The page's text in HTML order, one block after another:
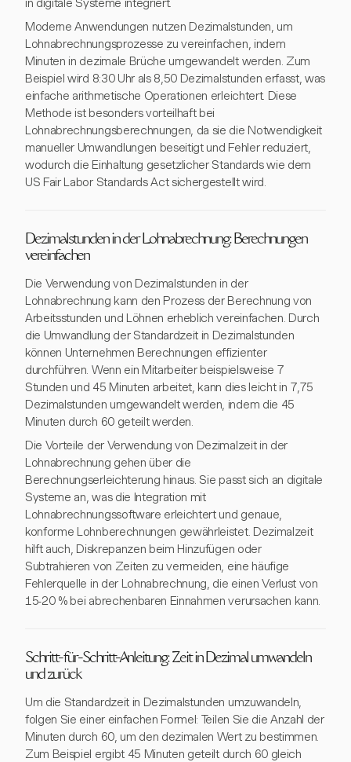
in digitale Systeme integriert.
Moderne Anwendungen nutzen Dezimalstunden, um
Lohnabrechnungsprozesse zu vereinfachen, indem
Minuten in dezimale Brüche umgewandelt werden. Zum
Beispiel wird 8:30 Uhr als 8,50 Dezimalstunden erfasst, was
einfache arithmetische Operationen erleichtert. Diese
Methode ist besonders vorteilhaft bei
Lohnabrechnungsberechnungen, da sie die Notwendigkeit
manueller Umwandlungen beseitigt und Fehler reduziert,
wodurch die Einhaltung gesetzlicher Standards wie dem
US Fair Labor Standards Act sichergestellt wird.
Dezimalstunden in der Lohnabrechnung: Berechnungen
vereinfachen
Die Verwendung von Dezimalstunden in der
Lohnabrechnung kann den Prozess der Berechnung von
Arbeitsstunden und Löhnen erheblich vereinfachen. Durch
die Umwandlung der Standardzeit in Dezimalstunden
können Unternehmen Berechnungen effizienter
durchführen. Wenn ein Mitarbeiter beispielsweise 7
Stunden und 45 Minuten arbeitet, kann dies leicht in 7,75
Dezimalstunden umgewandelt werden, indem die 45
Minuten durch 60 geteilt werden.
Die Vorteile der Verwendung von Dezimalzeit in der
Lohnabrechnung gehen über die
Berechnungserleichterung hinaus. Sie passt sich an digitale
Systeme an, was die Integration mit
Lohnabrechnungssoftware erleichtert und genaue,
konforme Lohnberechnungen gewährleistet. Dezimalzeit
hilft auch, Diskrepanzen beim Hinzufügen oder
Subtrahieren von Zeiten zu vermeiden, eine häufige
Fehlerquelle in der Lohnabrechnung, die einen Verlust von
15-20 % bei abrechenbaren Einnahmen verursachen kann.
Schritt-für-Schritt-Anleitung: Zeit in Dezimal umwandeln
und zurück
Um die Standardzeit in Dezimalstunden umzuwandeln,
folgen Sie einer einfachen Formel: Teilen Sie die Anzahl der
Minuten durch 60, um den dezimalen Wert zu bestimmen.
Zum Beispiel ergibt 45 Minuten geteilt durch 60 gleich